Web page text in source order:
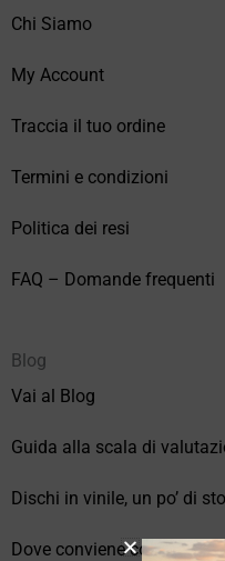
Chi Siamo
My Account
Traccia il tuo ordine
Termini e condizioni
Politica dei resi
FAQ – Domande frequenti
Blog
Vai al Blog
Guida alla scala di
Dischi in vinile, un po’ di
Dove conviene comprare